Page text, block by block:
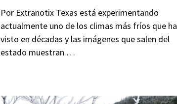
Por Extranotix Texas está experimentando
actualmente uno de los climas más fríos que ha
visto en décadas y las imágenes que salen del
estado muestran …